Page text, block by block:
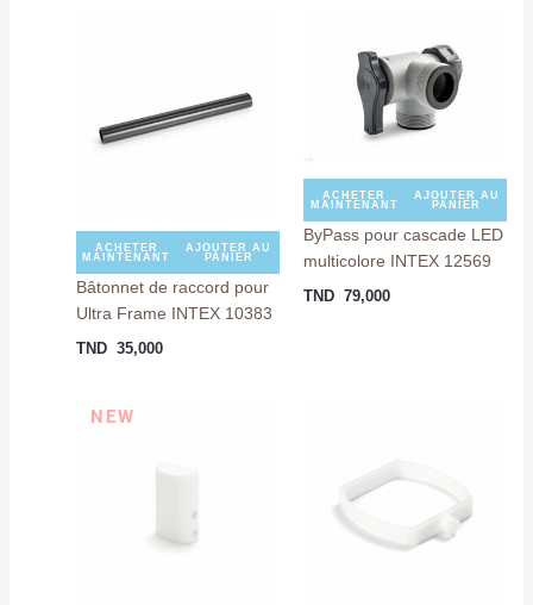
ACHETER
MAINTENANT
AJOUTER AU
PANIER
Bâtonnet de raccord pour
Ultra Frame INTEX 10383
TND 35,000
ACHETER
MAINTENANT
AJOUTER AU
PANIER
ByPass pour cascade LED
multicolore INTEX 12569
TND 79,000
NEW